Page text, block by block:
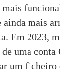
mais
Em 2023,
uma
um